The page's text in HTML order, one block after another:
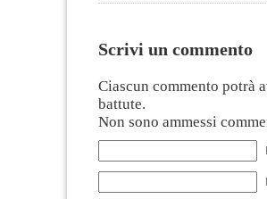
Scrivi un commento
Ciascun commento potrà
battute.
Non sono ammessi